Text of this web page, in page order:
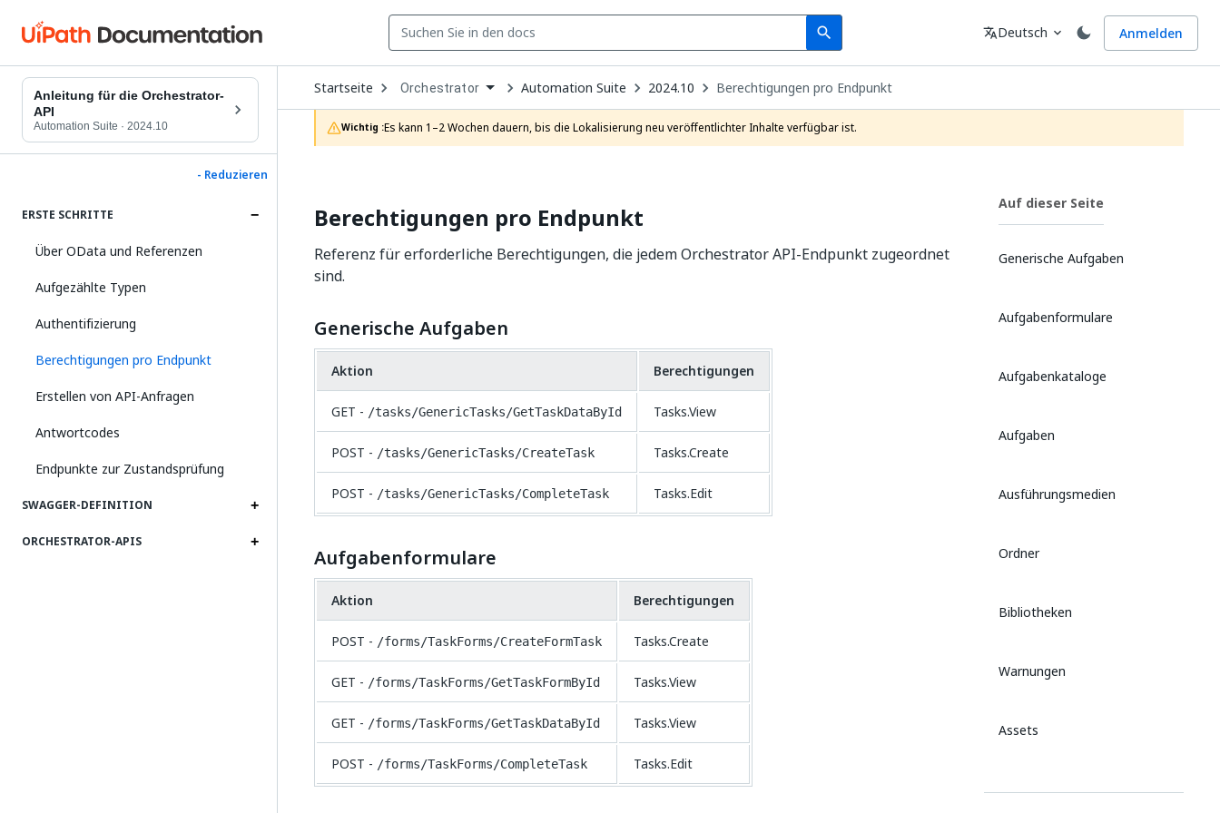
search
Search Sprache
translateDeutsch expand_more Anmelden
Anleitung für die Orchestrator-
API
Automation Suite · 2024.10
- Reduzieren
ERSTE SCHRITTE
Über OData und Referenzen
Aufgezählte Typen
Authentifizierung
Berechtigungen pro Endpunkt
Erstellen von API-Anfragen
Antwortcodes
Endpunkte zur Zustandsprüfung
SWAGGER-DEFINITION
ORCHESTRATOR-APIS
Startseite Open
Dropdown
to
choose
product
Orchestrator Automation Suite 2024.10 Berechtigungen pro Endpunkt
Wichtig :Es kann 1–2 Wochen dauern, bis die Lokalisierung neu veröffentlichter Inhalte verfügbar ist.
Berechtigungen pro Endpunkt
Referenz für erforderliche Berechtigungen, die jedem Orchestrator API-Endpunkt zugeordnet
sind.
Generische Aufgaben
Aktion Berechtigungen
GET - /tasks/GenericTasks/GetTaskDataById Tasks.View
POST - /tasks/GenericTasks/CreateTask Tasks.Create
POST - /tasks/GenericTasks/CompleteTask Tasks.Edit
Aufgabenformulare
Aktion Berechtigungen
POST - /forms/TaskForms/CreateFormTask Tasks.Create
GET - /forms/TaskForms/GetTaskFormById Tasks.View
GET - /forms/TaskForms/GetTaskDataById Tasks.View
POST - /forms/TaskForms/CompleteTask Tasks.Edit
Auf dieser Seite
Generische Aufgaben
Aufgabenformulare
Aufgabenkataloge
Aufgaben
Ausführungsmedien
Ordner
Bibliotheken
Warnungen
Assets
AuditLogs